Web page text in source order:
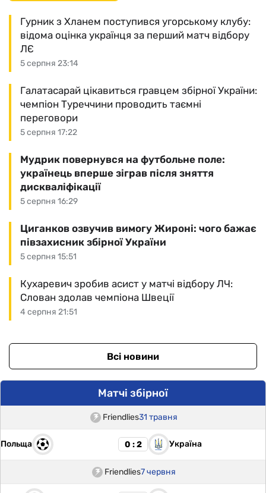
5 серпня 23:14
Гурник з Хланем поступився угорському клубу:
відома оцінка українця за перший матч відбору
ЛЄ
5 серпня 17:22
Галатасарай цікавиться гравцем збірної України:
чемпіон Туреччини проводить таємні
переговори
5 серпня 16:29
Мудрик повернувся на футбольне поле:
українець вперше зіграв після зняття
дискваліфікації
5 серпня 15:51
Циганков озвучив вимогу Жироні: чого бажає
півзахисник збірної України
4 серпня 21:51
Кухаревич зробив асист у матчі відбору ЛЧ:
Слован здолав чемпіона Швеції
Всі новини
Матчі збірної
Friendlies31 травня
Польща 0 : 2 Україна
Friendlies7 червня